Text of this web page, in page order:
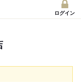
ログイン